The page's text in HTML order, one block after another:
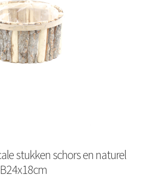
stukken schors en naturel